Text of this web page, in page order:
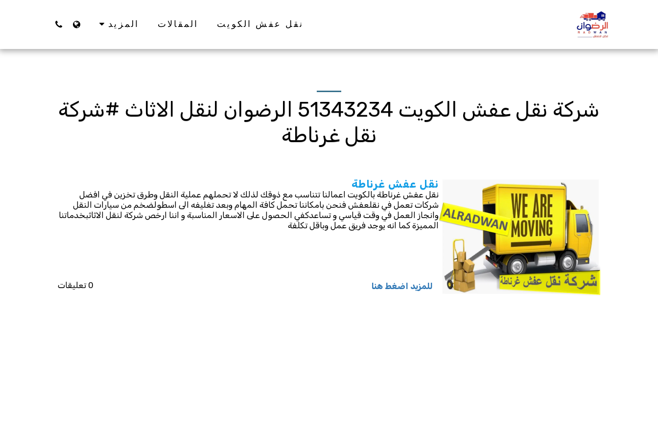
نقل عفش الكويت المقالات المزيد
شركة نقل عفش الكويت 51343234 الرضوان لنقل الاثاث #شركة
نقل غرناطة
نقل عفش غرناطة
نقل عفش غرناطة بالكويت اعمالنا تتناسب مع ذوقك لذلك لا تحملهم عملية النقل وطرق تخزين في افضل
شركات تعمل في نقلعفش فنحن بامكاننا تحمل كافة المهام وبعد تغليفه الى اسطولضخم من سيارات النقل
وانجاز العمل في وقت قياسي و تساعدكفي الحصول على الاسعار المناسبة و اننا ارخص شركة لنقل الاثاثبخدماتنا
المميزة كما انه يوجد فريق عمل وباقل تكلفة
للمزيد اضغط هنا 0 تعليقات